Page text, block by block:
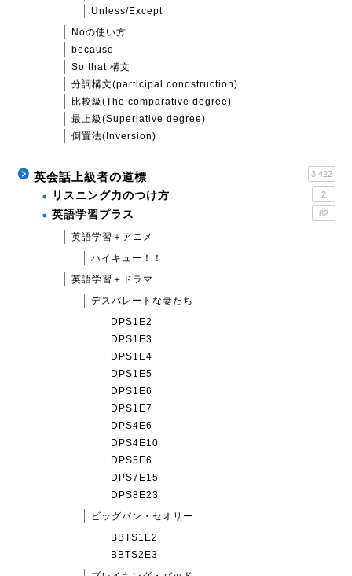
Unless/Except
Noの使い方
because
So that 構文
分詞構文(participal conostruction)
比較級(The comparative degree)
最上級(Superlative degree)
倒置法(Inversion)
英会話上級者の道標 3,422
リスニング力のつけ方 2
英語学習プラス 82
英語学習＋アニメ
ハイキュー！！
英語学習＋ドラマ
デスパレートな妻たち
DPS1E2
DPS1E3
DPS1E4
DPS1E5
DPS1E6
DPS1E7
DPS4E6
DPS4E10
DPS5E6
DPS7E15
DPS8E23
ビッグバン・セオリー
BBTS1E2
BBTS2E3